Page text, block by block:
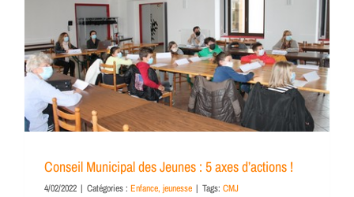
Conseil Municipal des Jeunes : 5 axes d’actions !
4/02/2022 | Catégories : Enfance, jeunesse | Tags: CMJ